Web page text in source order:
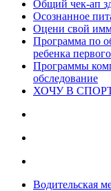
Общий чек-ап
Осознанное
Оцени свой
Программа по
ребенка
Программы
обследование
ХОЧУ В
Водительская